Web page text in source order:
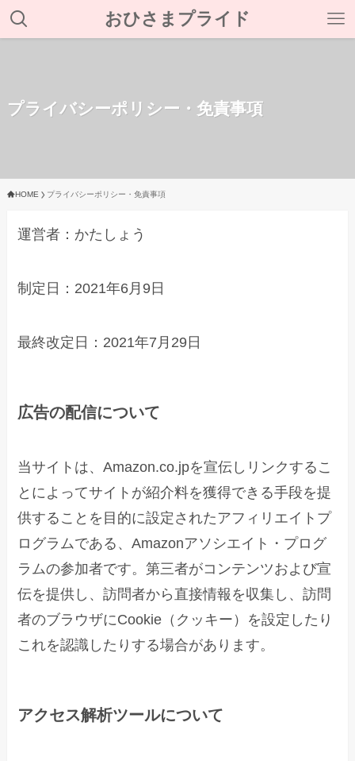
おひさまプライド
プライバシーポリシー・免責事項
HOME プライバシーポリシー・免責事項
運営者：かたしょう
制定日：2021年6月9日
最終改定日：2021年7月29日
広告の配信について
当サイトは、Amazon.co.jpを宣伝しリンクするこ
とによってサイトが紹介料を獲得できる手段を提
供することを目的に設定されたアフィリエイトプ
ログラムである、Amazonアソシエイト・プログ
ラムの参加者です。第三者がコンテンツおよび宣
伝を提供し、訪問者から直接情報を収集し、訪問
者のブラウザにCookie（クッキー）を設定したり
これを認識したりする場合があります。
アクセス解析ツールについて